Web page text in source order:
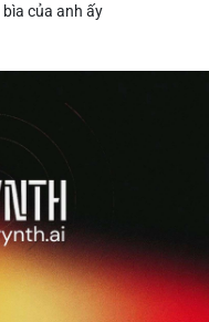
của anh ấy